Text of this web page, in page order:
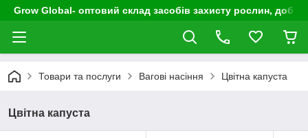
Grow Global- оптовий склад засобів захисту рослин,
Товари та послуги Вагові насіння Цвітна капуста
Цвітна капуста